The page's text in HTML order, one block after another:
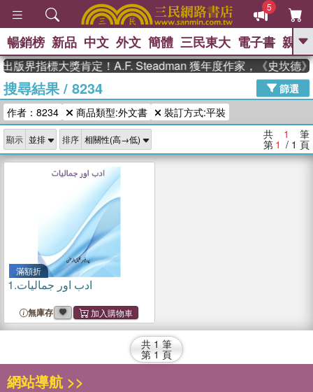
5
GO
高希均教授回憶錄
、 The Odyssey 、 父親節 、 如果歷
史是一群喵 、 暑期推薦
獎 臺灣漫遊錄 、 方念華 、 台灣的李
登輝時代
數學女孩：黎曼猜想 、
偉大的迷走神經
暢銷榜 新品 中文 外文 簡體 三民東大 電子書 親子
版界指標大獎肯定！A.F. Steadman 獲年度作家，《史坎德
搜尋結果/ 8234
篩選
作者：8234
商品類型:外文書 裝訂方式:平裝
顯示 排序 共 1 筆
第 1 / 1 頁
滿額折
1.ادب اور جمالیات
無庫存
共 1 筆
第 1 頁
網站導航 >>